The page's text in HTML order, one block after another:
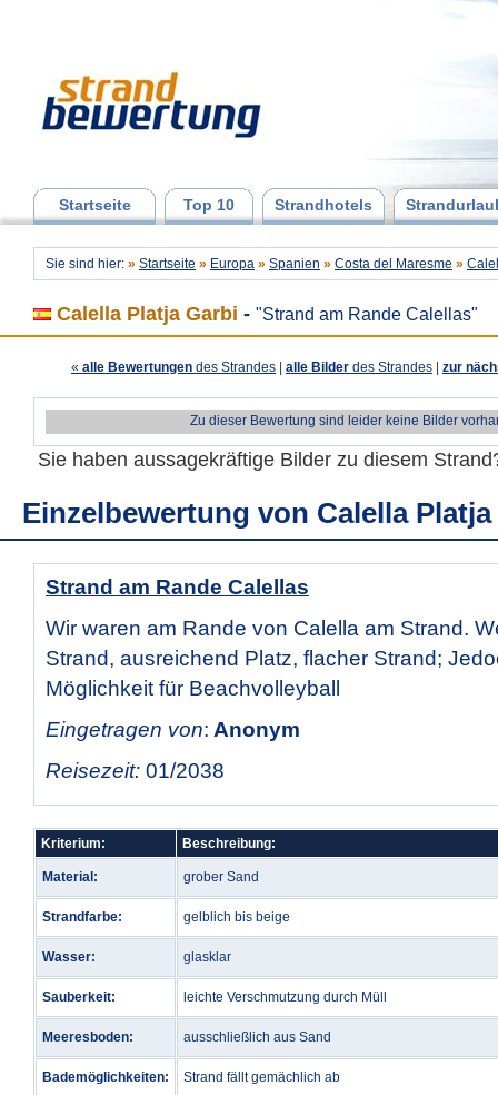
Startseite Top 10 Strandhotels
Sie sind hier: » Startseite » Europa » Spanien » Costa del Maresme »
Calella Platja Garbi - "Strand am Rande Calellas"
« alle Bewertungen des Strandes alle Bilder des Strandes zur
Zu dieser Bewertung sind leider keine Bilder
Sie haben aussagekräftige Bilder zu diesem
Einzelbewertung von Calella
Strand am Rande Calellas
Wir waren am Rande von Calella am Strand.
Strand, ausreichend Platz, flacher Strand;
Möglichkeit für Beachvolleyball
Eingetragen von: Anonym
Reisezeit: 01/2038
Kriterium: Beschreibung:
Material: grober Sand
Strandfarbe: gelblich bis beige
Wasser: glasklar
Sauberkeit: leichte Verschmutzung durch Müll
Meeresboden: ausschließlich aus Sand
Bademöglichkeiten: Strand fällt gemächlich ab